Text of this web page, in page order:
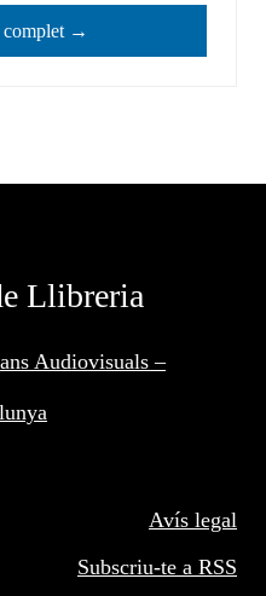
complet →
Llibreria
Audiovisuals –
Avís legal
Subscriu-te a RSS